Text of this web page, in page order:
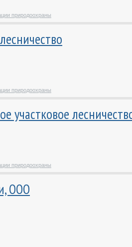
природоохраны
природоохраны
участковое
природоохраны
ООО